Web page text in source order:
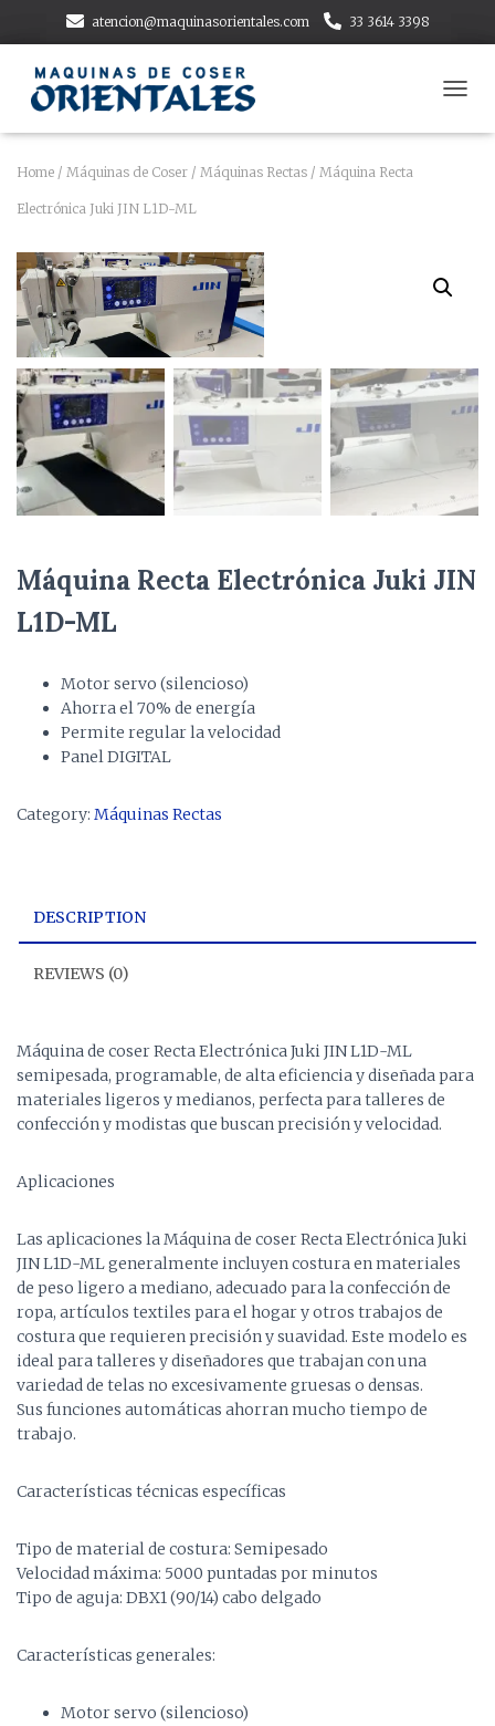
atencion@maquinasorientales.com 33 3614 3398
I
O
Home / Máquinas de Coser / Máquinas Rectas / Máquina Recta
Electrónica Juki JIN L1D-ML
Máquina Recta Electrónica Juki JIN
L1D-ML
Motor servo (silencioso)
Ahorra el 70% de energía
Permite regular la velocidad
Panel DIGITAL
Category: Máquinas Rectas
DESCRIPTION
REVIEWS (0)
Máquina de coser Recta Electrónica Juki JIN L1D-ML
semipesada, programable, de alta eficiencia y diseñada para
materiales ligeros y medianos, perfecta para talleres de
confección y modistas que buscan precisión y velocidad.
Aplicaciones
Las aplicaciones la Máquina de coser Recta Electrónica Juki
JIN L1D-ML generalmente incluyen costura en materiales
de peso ligero a mediano, adecuado para la confección de
ropa, artículos textiles para el hogar y otros trabajos de
costura que requieren precisión y suavidad. Este modelo es
ideal para talleres y diseñadores que trabajan con una
variedad de telas no excesivamente gruesas o densas.
Sus funciones automáticas ahorran mucho tiempo de
trabajo.
Características técnicas específicas
Tipo de material de costura: Semipesado
Velocidad máxima: 5000 puntadas por minutos
Tipo de aguja: DBX1 (90/14) cabo delgado
Características generales:
Motor servo (silencioso)